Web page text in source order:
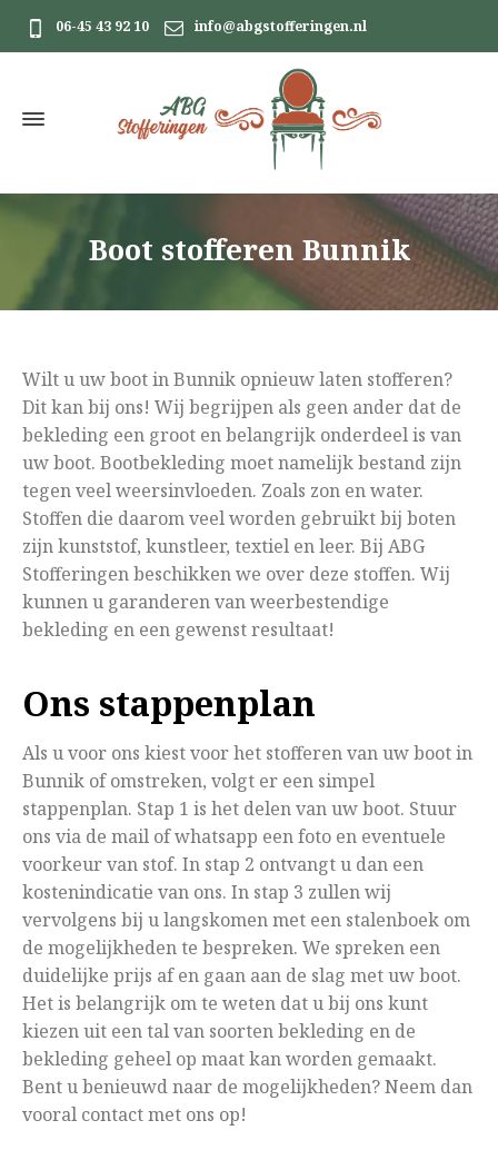
06-45 43 92 10 info@abgstofferingen.nl
Boot stofferen Bunnik
Wilt u uw boot in Bunnik opnieuw laten stofferen?
Dit kan bij ons! Wij begrijpen als geen ander dat de
bekleding een groot en belangrijk onderdeel is van
uw boot. Bootbekleding moet namelijk bestand zijn
tegen veel weersinvloeden. Zoals zon en water.
Stoffen die daarom veel worden gebruikt bij boten
zijn kunststof, kunstleer, textiel en leer. Bij ABG
Stofferingen beschikken we over deze stoffen. Wij
kunnen u garanderen van weerbestendige
bekleding en een gewenst resultaat!
Ons stappenplan
Als u voor ons kiest voor het stofferen van uw boot in
Bunnik of omstreken, volgt er een simpel
stappenplan. Stap 1 is het delen van uw boot. Stuur
ons via de mail of whatsapp een foto en eventuele
voorkeur van stof. In stap 2 ontvangt u dan een
kostenindicatie van ons. In stap 3 zullen wij
vervolgens bij u langskomen met een stalenboek om
de mogelijkheden te bespreken. We spreken een
duidelijke prijs af en gaan aan de slag met uw boot.
Het is belangrijk om te weten dat u bij ons kunt
kiezen uit een tal van soorten bekleding en de
bekleding geheel op maat kan worden gemaakt.
Bent u benieuwd naar de mogelijkheden? Neem dan
vooral contact met ons op!